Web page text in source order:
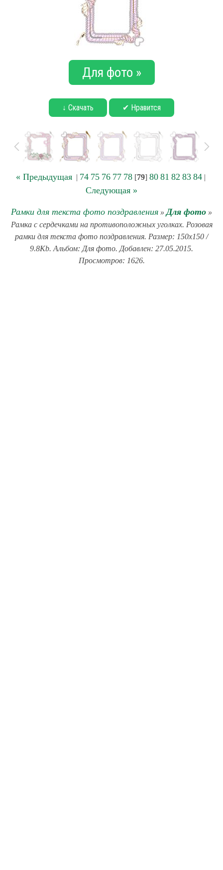
Для фото »
↓ Скачать ✔ Нравится
« Предыдущая| 74 75 76 77 78[79] 80 81 82 83 84|
Следующая »
Рамки для текста фото поздравления » Для фото »
Рамка с сердечками на противоположных уголках. Розовая
рамки для текста фото поздравления. Размер: 150x150 /
9.8Kb. Альбом: Для фото. Добавлен: 27.05.2015.
Просмотров: 1626.